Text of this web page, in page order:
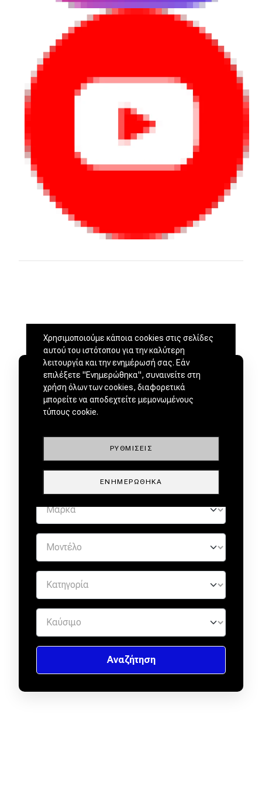
ΕΜΠΙΣΤΟΥΣ ΕΜΠΟΡΟΥΣ by
Χρησιμοποιούμε κάποια cookies στις σελίδες
αυτού του ιστότοπου για την καλύτερη
λειτουργία και την ενημέρωσή σας. Εάν
επιλέξετε "Ενημερώθηκα", συναινείτε στη
χρήση όλων των cookies, διαφορετικά
μπορείτε να αποδεχτείτε μεμονωμένους
τύπους cookie.
ΡΥΘΜΊΣΕΙΣ
ΕΝΗΜΕΡΏΘΗΚΑ